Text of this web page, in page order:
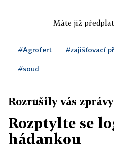
Máte již
#Agrofert #zajišťovací
#soud
Rozrušily vás
Rozptylte se
hádankou